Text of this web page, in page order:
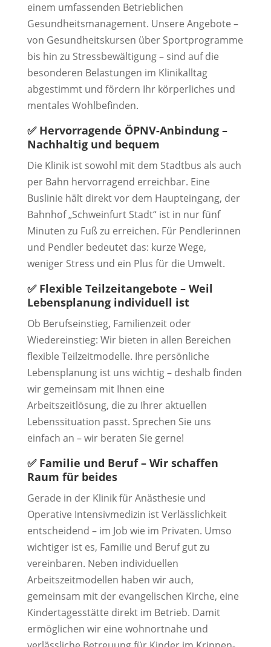
einem umfassenden Betrieblichen
Gesundheitsmanagement. Unsere Angebote –
von Gesundheitskursen über Sportprogramme
bis hin zu Stressbewältigung – sind auf die
besonderen Belastungen im Klinikalltag
abgestimmt und fördern Ihr körperliches und
mentales Wohlbefinden.
✅ Hervorragende ÖPNV-Anbindung –
Nachhaltig und bequem
Die Klinik ist sowohl mit dem Stadtbus als auch
per Bahn hervorragend erreichbar. Eine
Buslinie hält direkt vor dem Haupteingang, der
Bahnhof „Schweinfurt Stadt“ ist in nur fünf
Minuten zu Fuß zu erreichen. Für Pendlerinnen
und Pendler bedeutet das: kurze Wege,
weniger Stress und ein Plus für die Umwelt.
✅ Flexible Teilzeitangebote – Weil
Lebensplanung individuell ist
Ob Berufseinstieg, Familienzeit oder
Wiedereinstieg: Wir bieten in allen Bereichen
flexible Teilzeitmodelle. Ihre persönliche
Lebensplanung ist uns wichtig – deshalb finden
wir gemeinsam mit Ihnen eine
Arbeitszeitlösung, die zu Ihrer aktuellen
Lebenssituation passt. Sprechen Sie uns
einfach an – wir beraten Sie gerne!
✅ Familie und Beruf – Wir schaffen
Raum für beides
Gerade in der Klinik für Anästhesie und
Operative Intensivmedizin ist Verlässlichkeit
entscheidend – im Job wie im Privaten. Umso
wichtiger ist es, Familie und Beruf gut zu
vereinbaren. Neben individuellen
Arbeitszeitmodellen haben wir auch,
gemeinsam mit der evangelischen Kirche, eine
Kindertagesstätte direkt im Betrieb. Damit
ermöglichen wir eine wohnortnahe und